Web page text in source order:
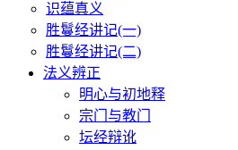
识蕴真义
胜鬘经讲记(一)
胜鬘经讲记(二)
法义辨正
明心与初地释
宗门与教门
坛经辩讹